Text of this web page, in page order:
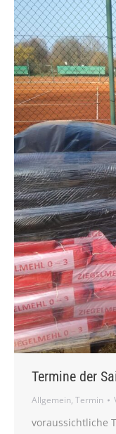
Termine der
Allgemein, Termin
voraussichtliche